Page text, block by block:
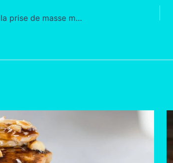
Pancakes protéinés : la recette idéale pour la prise de masse musculaire